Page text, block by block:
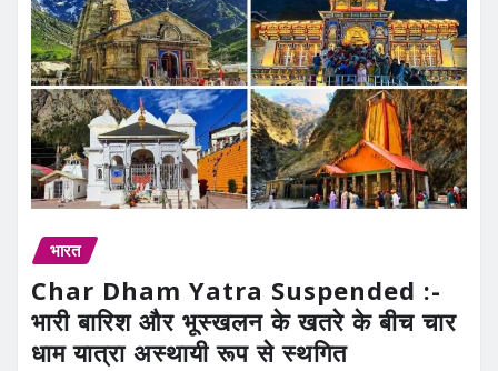
भारत
Char Dham Yatra Suspended :-
भारी बारिश और भूस्खलन के खतरे के बीच चार
धाम यात्रा अस्थायी रूप से स्थगित